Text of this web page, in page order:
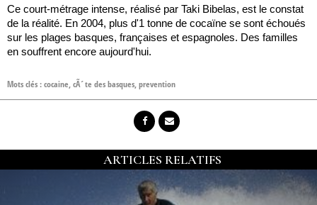
Ce court-métrage intense, réalisé par Taki Bibelas, est le constat
de la réalité. En 2004, plus d'1 tonne de cocaïne se sont échoués
sur les plages basques, françaises et espagnoles. Des familles
en souffrent encore aujourd'hui.
Mots clés :cocaine,cÃ´te des basques,prevention
ARTICLES RELATIFS